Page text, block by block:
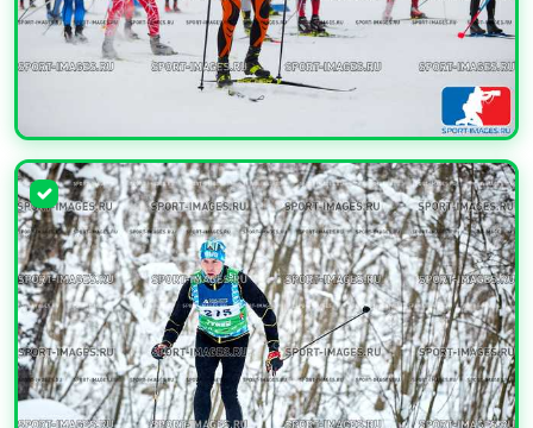
УВЕЛИЧИТЬ